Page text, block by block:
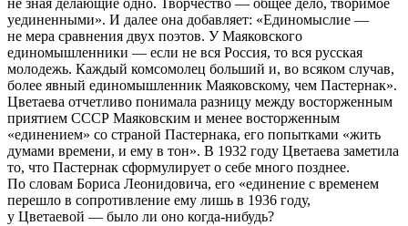
не зная делающие одно. Творчество — общее дело, творимое
уединенными». И далее она добавляет: «Единомыслие —
не мера сравнения двух поэтов. У Маяковского
единомышленники — если не вся Россия, то вся русская
молодежь. Каждый комсомолец больший и, во всяком случав,
более явный единомышленник Маяковскому, чем Пастернак».
Цветаева отчетливо понимала разницу между восторженным
приятием СССР Маяковским и менее восторженным
«единением» со страной Пастернака, его попытками «жить
думами времени, и ему в тон». В 1932 году Цветаева заметила
то, что Пастернак сформулирует о себе много позднее.
По словам Бориса Леонидовича, его «единение с временем
перешло в сопротивление ему лишь в 1936 году,
у Цветаевой — было ли оно когда-нибудь?